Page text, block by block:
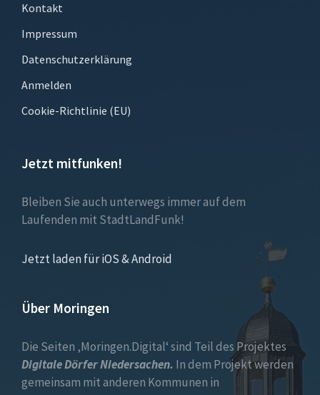
Kontakt
Impressum
Datenschutzerklärung
Anmelden
Cookie-Richtlinie (EU)
Jetzt mitfunken!
Bleiben Sie auch unterwegs immer auf dem
Laufenden mit StadtLandFunk!
Jetzt laden für iOS & Android
Über Moringen
Die Seiten ‚Moringen.Digital‘ sind Teil des Projektes
Digitale Dörfer Niedersachen. In dem Projekt werden
gemeinsam mit anderen Kommunen in